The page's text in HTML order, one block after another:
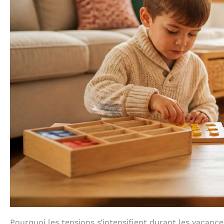
Pourquoi les tensions s’intensifient durant les